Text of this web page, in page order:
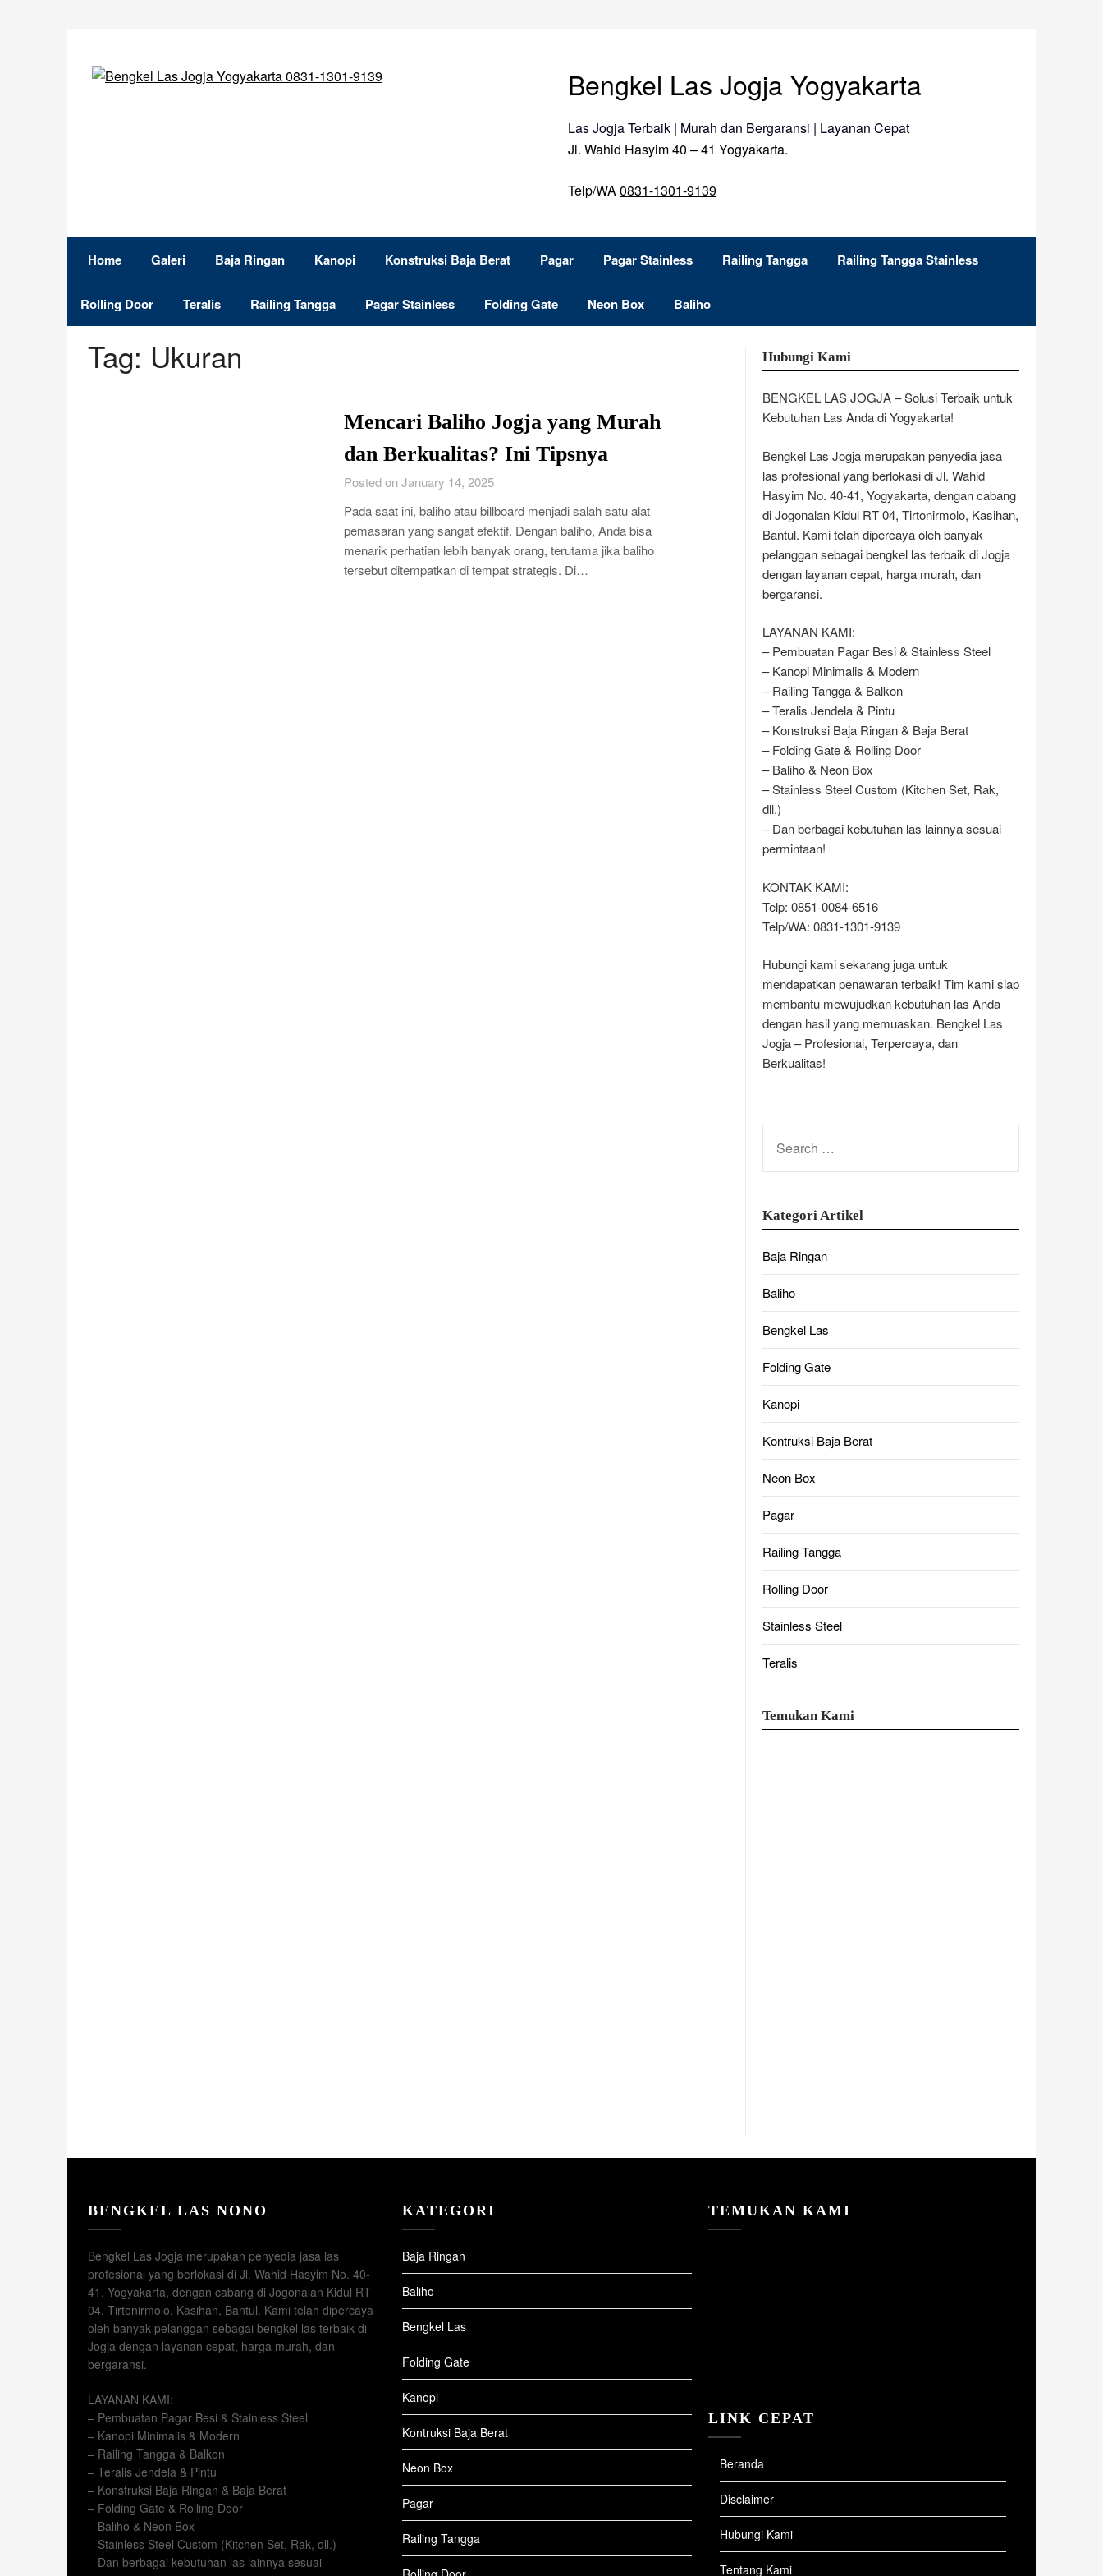
Bengkel Las Jogja Yogyakarta
Las Jogja Terbaik | Murah dan Bergaransi | Layanan Cepat
Jl. Wahid Hasyim 40 – 41 Yogyakarta.
Telp/WA0831-1301-9139
Home Galeri Baja Ringan Kanopi Konstruksi Baja Berat Pagar Pagar Stainless Railing Tangga Railing Tangga Stainless
Rolling Door Teralis Railing Tangga Pagar Stainless Folding Gate Neon Box Baliho
Tag: Ukuran
Mencari Baliho Jogja yang Murah
dan Berkualitas? Ini Tipsnya
Posted on January 14, 2025
Pada saat ini, baliho atau billboard menjadi salah satu alat
pemasaran yang sangat efektif. Dengan baliho, Anda bisa
menarik perhatian lebih banyak orang, terutama jika baliho
tersebut ditempatkan di tempat strategis. Di…
Hubungi Kami
BENGKEL LAS JOGJA – Solusi Terbaik untuk
Kebutuhan Las Anda di Yogyakarta!
Bengkel Las Jogja merupakan penyedia jasa
las profesional yang berlokasi di Jl. Wahid
Hasyim No. 40-41, Yogyakarta, dengan cabang
di Jogonalan Kidul RT 04, Tirtonirmolo, Kasihan,
Bantul. Kami telah dipercaya oleh banyak
pelanggan sebagai bengkel las terbaik di Jogja
dengan layanan cepat, harga murah, dan
bergaransi.
LAYANAN KAMI:
– Pembuatan Pagar Besi & Stainless Steel
– Kanopi Minimalis & Modern
– Railing Tangga & Balkon
– Teralis Jendela & Pintu
– Konstruksi Baja Ringan & Baja Berat
– Folding Gate & Rolling Door
– Baliho & Neon Box
– Stainless Steel Custom (Kitchen Set, Rak,
dll.)
– Dan berbagai kebutuhan las lainnya sesuai
permintaan!
KONTAK KAMI:
Telp: 0851-0084-6516
Telp/WA: 0831-1301-9139
Hubungi kami sekarang juga untuk
mendapatkan penawaran terbaik! Tim kami siap
membantu mewujudkan kebutuhan las Anda
dengan hasil yang memuaskan. Bengkel Las
Jogja – Profesional, Terpercaya, dan
Berkualitas!
FOR:
Kategori Artikel
Baja Ringan
Baliho
Bengkel Las
Folding Gate
Kanopi
Kontruksi Baja Berat
Neon Box
Pagar
Railing Tangga
Rolling Door
Stainless Steel
Teralis
Temukan Kami
BENGKEL LAS NONO
Bengkel Las Jogja merupakan penyedia jasa las
profesional yang berlokasi di Jl. Wahid Hasyim No. 40-
41, Yogyakarta, dengan cabang di Jogonalan Kidul RT
04, Tirtonirmolo, Kasihan, Bantul. Kami telah dipercaya
oleh banyak pelanggan sebagai bengkel las terbaik di
Jogja dengan layanan cepat, harga murah, dan
bergaransi.
LAYANAN KAMI:
– Pembuatan Pagar Besi & Stainless Steel
– Kanopi Minimalis & Modern
– Railing Tangga & Balkon
– Teralis Jendela & Pintu
– Konstruksi Baja Ringan & Baja Berat
– Folding Gate & Rolling Door
– Baliho & Neon Box
– Stainless Steel Custom (Kitchen Set, Rak, dll.)
– Dan berbagai kebutuhan las lainnya sesuai
KATEGORI
Baja Ringan
Baliho
Bengkel Las
Folding Gate
Kanopi
Kontruksi Baja Berat
Neon Box
Pagar
Railing Tangga
TEMUKAN KAMI
LINK CEPAT
Beranda
Disclaimer
Hubungi Kami
Tentang Kami